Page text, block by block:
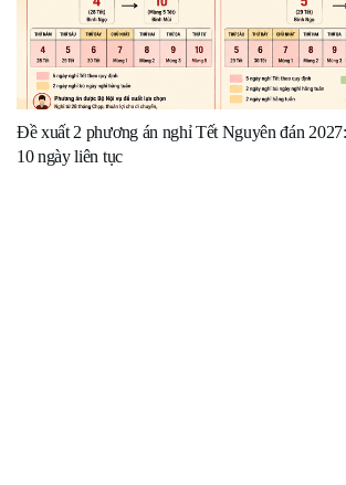
Đề xuất 2 phương án nghỉ Tết Nguyên đán
10 ngày liên tục